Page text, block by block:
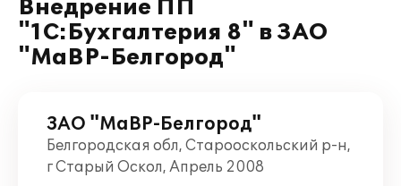
Внедрение ПП
"1С:Бухгалтерия 8" в ЗАО
"МаВР-Белгород"
ЗАО "МаВР-Белгород"
Белгородская обл, Старооскольский р-н,
г Старый Оскол, Апрель 2008